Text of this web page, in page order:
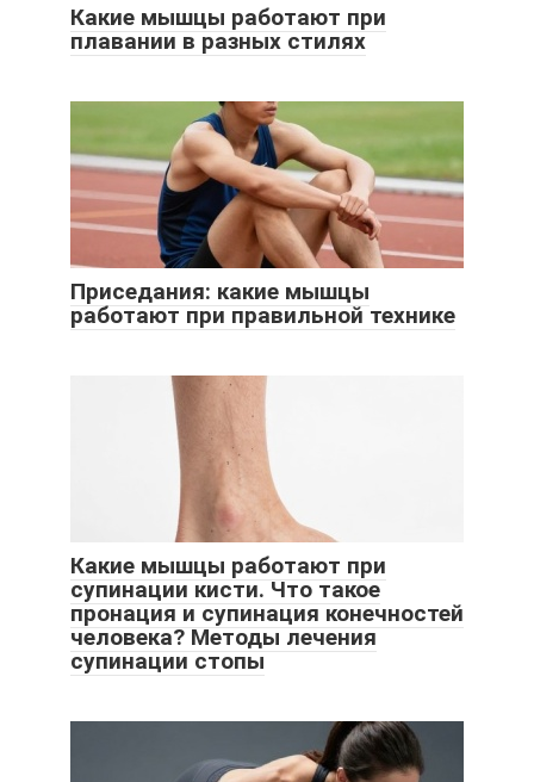
Какие мышцы работают при
плавании в разных стилях
Приседания: какие мышцы
работают при правильной технике
Какие мышцы работают при
супинации кисти. Что такое
пронация и супинация конечностей
человека? Методы лечения
супинации стопы